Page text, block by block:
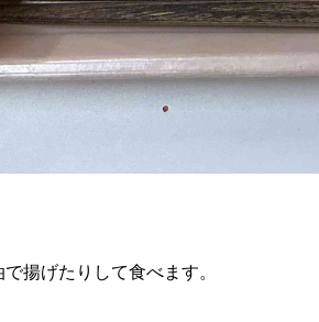
揚げたりして食べます。